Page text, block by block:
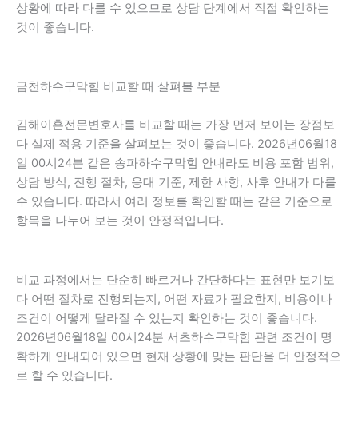
상황에 따라 다를 수 있으므로 상담 단계에서 직접 확인하는
것이 좋습니다.
금천하수구막힘 비교할 때 살펴볼 부분
김해이혼전문변호사를 비교할 때는 가장 먼저 보이는 장점보
다 실제 적용 기준을 살펴보는 것이 좋습니다. 2026년06월18
일 00시24분 같은 송파하수구막힘 안내라도 비용 포함 범위,
상담 방식, 진행 절차, 응대 기준, 제한 사항, 사후 안내가 다를
수 있습니다. 따라서 여러 정보를 확인할 때는 같은 기준으로
항목을 나누어 보는 것이 안정적입니다.
비교 과정에서는 단순히 빠르거나 간단하다는 표현만 보기보
다 어떤 절차로 진행되는지, 어떤 자료가 필요한지, 비용이나
조건이 어떻게 달라질 수 있는지 확인하는 것이 좋습니다.
2026년06월18일 00시24분 서초하수구막힘 관련 조건이 명
확하게 안내되어 있으면 현재 상황에 맞는 판단을 더 안정적으
로 할 수 있습니다.